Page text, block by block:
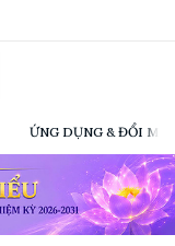
ỨNG DỤNG & ĐỔI